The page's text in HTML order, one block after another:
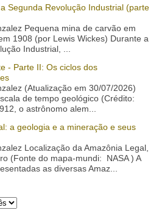
Segunda Revolução Industrial (parte
Pequena mina de carvão em
1908 (por Lewis Wickes) Durante a
Industrial, ...
- Parte II: Os ciclos dos
(Atualização em 30/07/2026)
de tempo geológico (Crédito:
o astrônomo alem...
a geologia e a mineração e seus
Localização da Amazônia Legal,
(Fonte do mapa-mundi: NASA ) A
as diversas Amaz...